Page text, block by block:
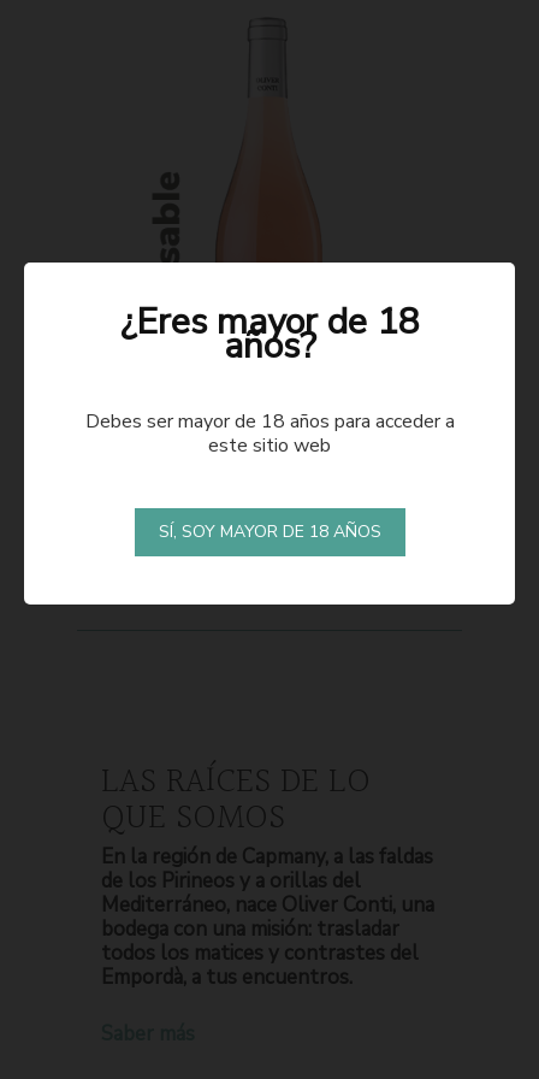
LAS RAÍCES DE LO
QUE SOMOS
En la región de Capmany, a las faldas
de los Pirineos y a orillas del
Mediterráneo, nace Oliver Conti, una
bodega con una misión: trasladar
todos los matices y contrastes del
Empordà, a tus encuentros.
¿Eres mayor de 18
años?
Debes ser mayor de 18 años para acceder a
este sitio web
SÍ, SOY MAYOR DE 18 AÑOS